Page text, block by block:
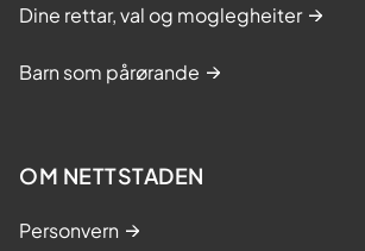
Dine rettar, val og moglegheiter
Barn som pårørande
OM NETTSTADEN
Personvern